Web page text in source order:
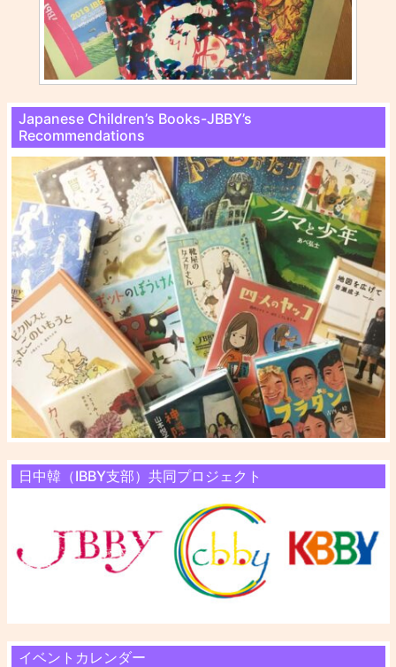
Japanese Children’s Books-JBBY’s
Recommendations
日中韓（IBBY支部）共同プロジェクト
イベントカレンダー